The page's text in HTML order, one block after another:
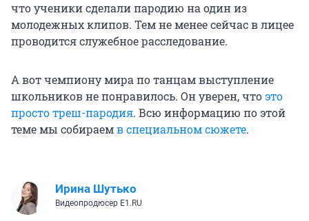
что ученики сделали пародию на один из
молодежных клипов. Тем не менее сейчас в лицее
проводится служебное расследование.
А вот чемпиону мира по танцам выступление
школьников не понравилось. Он уверен, чтоэто
просто треш-пародия. Всю информацию по этой
теме мы собираемв специальном сюжете.
Ирина Шутько
Видеопродюсер E1.RU